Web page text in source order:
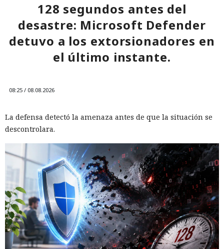
128 segundos antes del
desastre: Microsoft Defender
detuvo a los extorsionadores en
el último instante.
08:25 / 08.08.2026
La defensa detectó la amenaza antes de que la situación se
descontrolara.